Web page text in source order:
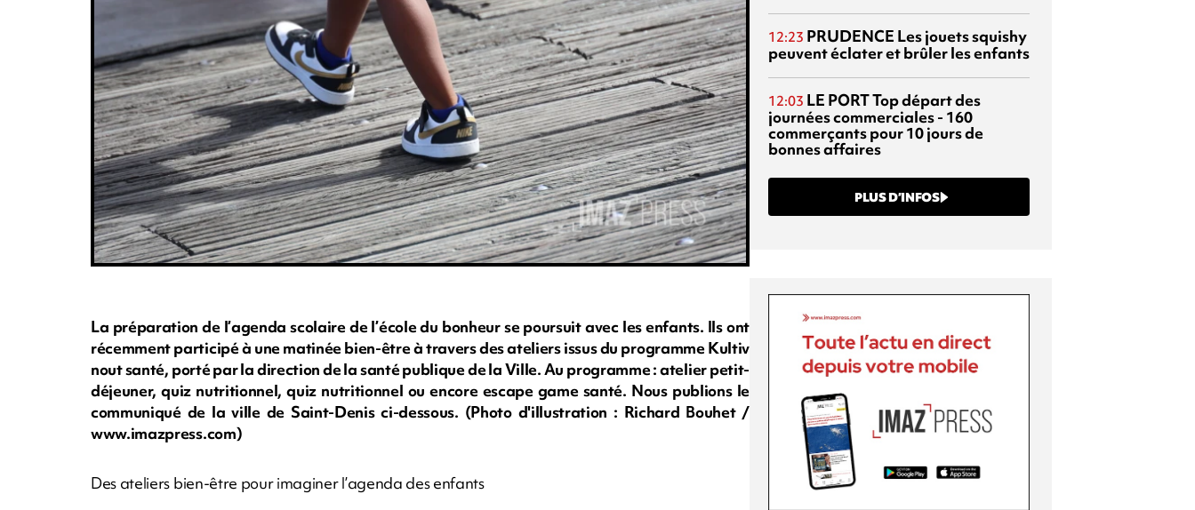
La préparation de l’agenda scolaire de l’école du bonheur se poursuit avec les enfants. Ils ont
récemment participé à une matinée bien-être à travers des ateliers issus du programme Kultiv
nout santé, porté par la direction de la santé publique de la Ville. Au programme : atelier petit-
déjeuner, quiz nutritionnel, quiz nutritionnel ou encore escape game santé. Nous publions le
communiqué de la ville de Saint-Denis ci-dessous. (Photo d'illustration : Richard Bouhet /
www.imazpress.com)
Des ateliers bien-être pour imaginer l’agenda des enfants
12:23 PRUDENCE Les jouets squishy
peuvent éclater et brûler les enfants
12:03 LE PORTTop départ des
journées commerciales - 160
commerçants pour 10 jours de
bonnes affaires
PLUS D’INFOS